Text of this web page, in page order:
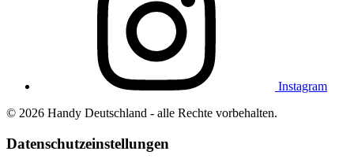
Instagram
© 2026 Handy Deutschland - alle Rechte vorbehalten.
Datenschutzeinstellungen